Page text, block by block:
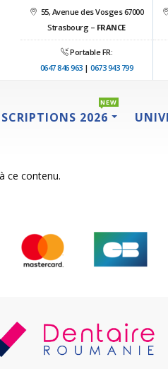
55, Avenue des Vosges 67000
Strasbourg – FRANCE
Portable FR:
0647 846 963|0673 943 799
2026
NEW
ce contenu.